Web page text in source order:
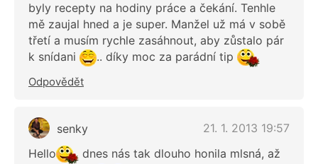
byly recepty na hodiny práce a čekání. Tenhle
mě zaujal hned a je super. Manžel už má v sobě
třetí a musím rychle zasáhnout, aby zůstalo pár
k snídani
.. díky moc za parádní tip
Odpovědět
senky
21. 1. 2013 19:57
Hello
dnes nás tak dlouho honila mlsná, až